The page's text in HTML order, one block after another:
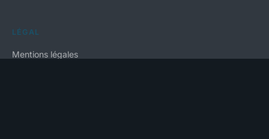
LÉGAL
Mentions légales